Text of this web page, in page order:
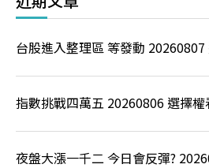
台股進入整理區 等發動
指數挑戰四萬五 20260806 選擇
夜盤大漲一千二 今日會反彈?